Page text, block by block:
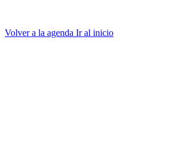
Volver a la agenda Ir al inicio